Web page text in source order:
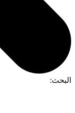
البحث: